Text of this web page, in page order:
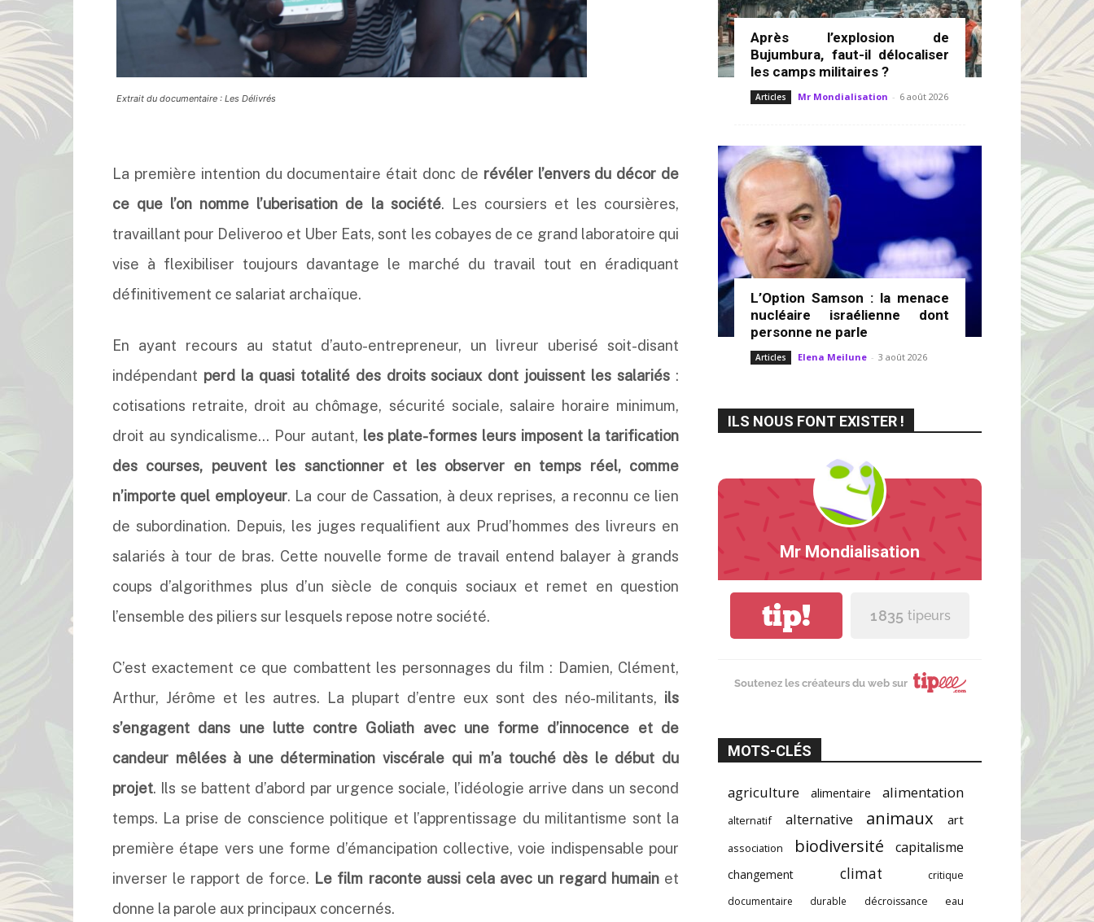
Extrait du documentaire : Les Délivrés
La première intention du documentaire était donc de révéler l’envers du décor de
ce que l’on nomme l’uberisation de la société. Les coursiers et les coursières,
travaillant pour Deliveroo et Uber Eats, sont les cobayes de ce grand laboratoire qui
vise à flexibiliser toujours davantage le marché du travail tout en éradiquant
définitivement ce salariat archaïque.
En ayant recours au statut d’auto-entrepreneur, un livreur uberisé soit-disant
indépendant perd la quasi totalité des droits sociaux dont jouissent les salariés :
cotisations retraite, droit au chômage, sécurité sociale, salaire horaire minimum,
droit au syndicalisme… Pour autant, les plate-formes leurs imposent la tarification
des courses, peuvent les sanctionner et les observer en temps réel, comme
n’importe quel employeur. La cour de Cassation, à deux reprises, a reconnu ce lien
de subordination. Depuis, les juges requalifient aux Prud’hommes des livreurs en
salariés à tour de bras. Cette nouvelle forme de travail entend balayer à grands
coups d’algorithmes plus d’un siècle de conquis sociaux et remet en question
l’ensemble des piliers sur lesquels repose notre société.
C’est exactement ce que combattent les personnages du film : Damien, Clément,
Arthur, Jérôme et les autres. La plupart d’entre eux sont des néo-militants, ils
s’engagent dans une lutte contre Goliath avec une forme d’innocence et de
candeur mêlées à une détermination viscérale qui m’a touché dès le début du
projet. Ils se battent d’abord par urgence sociale, l’idéologie arrive dans un second
temps. La prise de conscience politique et l’apprentissage du militantisme sont la
première étape vers une forme d’émancipation collective, voie indispensable pour
inverser le rapport de force. Le film raconte aussi cela avec un regard humainet
donne la parole aux principaux concernés.
Après l’explosion de
Bujumbura, faut-il délocaliser
les camps militaires ?
Articles Mr Mondialisation - 6 août 2026
L’Option Samson : la menace
nucléaire israélienne dont
personne ne parle
Articles Elena Meilune - 3 août 2026
ILS NOUS FONT EXISTER !
Mr Mondialisation
tip! 1 835 tipeurs
Soutenez les créateurs du web sur
MOTS-CLÉS
agriculture alimentaire alimentation
alternatif alternative animaux art
association biodiversité capitalisme
changement climat
critique
documentaire
durable décroissance eau